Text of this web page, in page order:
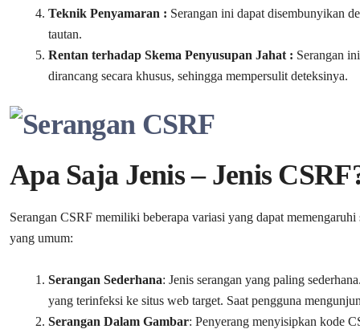
Teknik Penyamaran : Serangan ini dapat disembunyikan
tautan.
Rentan terhadap Skema Penyusupan Jahat : Serangan
dirancang secara khusus, sehingga mempersulit deteksinya.
Apa Saja Jenis – Jenis
Serangan CSRF memiliki beberapa variasi yang dapat
yang umum:
Serangan Sederhana: Jenis serangan yang paling
yang terinfeksi ke situs web target. Saat pengguna
Serangan Dalam Gambar: Penyerang menyisipkan kode